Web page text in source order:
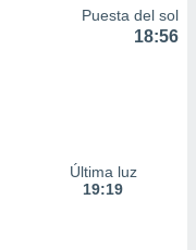
Puesta del sol
18:56
Última luz
19:19